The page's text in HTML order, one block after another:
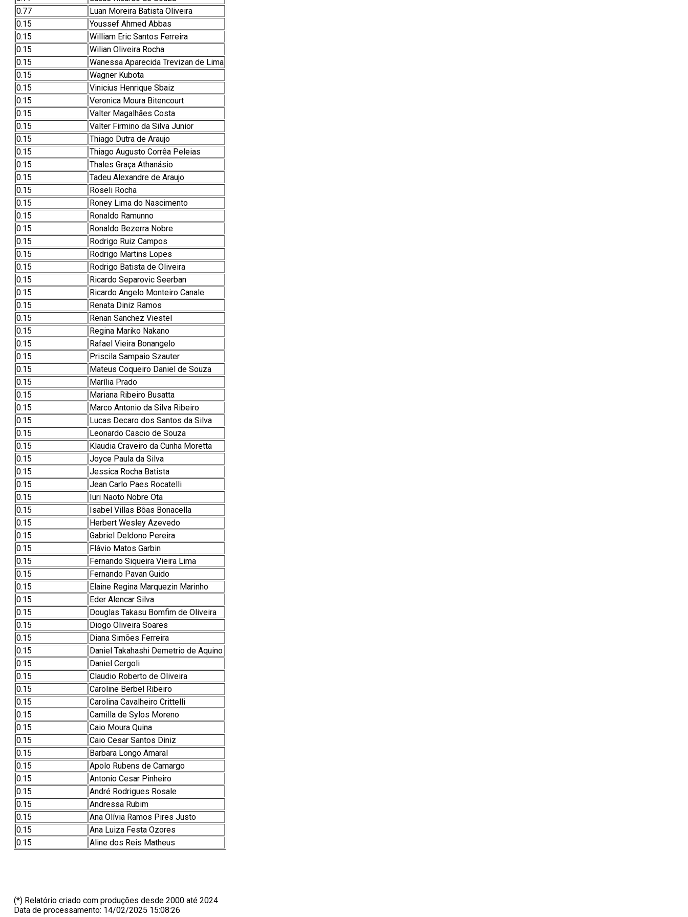
0.77
Luan Moreira Batista Oliveira
0.15
Youssef Ahmed Abbas
0.15
William Eric Santos Ferreira
0.15
Wilian Oliveira Rocha
0.15
Wanessa Aparecida Trevizan de Lima
0.15
Wagner Kubota
0.15
Vinicius Henrique Sbaiz
0.15
Veronica Moura Bitencourt
0.15
Valter Magalhães Costa
0.15
Valter Firmino da Silva Junior
0.15
Thiago Dutra de Araujo
0.15
Thiago Augusto Corrêa Peleias
0.15
Thales Graça Athanásio
0.15
Tadeu Alexandre de Araujo
0.15
Roseli Rocha
0.15
Roney Lima do Nascimento
0.15
Ronaldo Ramunno
0.15
Ronaldo Bezerra Nobre
0.15
Rodrigo Ruiz Campos
0.15
Rodrigo Martins Lopes
0.15
Rodrigo Batista de Oliveira
0.15
Ricardo Separovic Seerban
0.15
Ricardo Angelo Monteiro Canale
0.15
Renata Diniz Ramos
0.15
Renan Sanchez Viestel
0.15
Regina Mariko Nakano
0.15
Rafael Vieira Bonangelo
0.15
Priscila Sampaio Szauter
0.15
Mateus Coqueiro Daniel de Souza
0.15
Marília Prado
0.15
Mariana Ribeiro Busatta
0.15
Marco Antonio da Silva Ribeiro
0.15
Lucas Decaro dos Santos da Silva
0.15
Leonardo Cascio de Souza
0.15
Klaudia Craveiro da Cunha Moretta
0.15
Joyce Paula da Silva
0.15
Jessica Rocha Batista
0.15
Jean Carlo Paes Rocatelli
0.15
Iuri Naoto Nobre Ota
0.15
Isabel Villas Bôas Bonacella
0.15
Herbert Wesley Azevedo
0.15
Gabriel Deldono Pereira
0.15
Flávio Matos Garbin
0.15
Fernando Siqueira Vieira Lima
0.15
Fernando Pavan Guido
0.15
Elaine Regina Marquezin Marinho
0.15
Eder Alencar Silva
0.15
Douglas Takasu Bomfim de Oliveira
0.15
Diogo Oliveira Soares
0.15
Diana Simões Ferreira
0.15
Daniel Takahashi Demetrio de Aquino
0.15
Daniel Cergoli
0.15
Claudio Roberto de Oliveira
0.15
Caroline Berbel Ribeiro
0.15
Carolina Cavalheiro Crittelli
0.15
Camilla de Sylos Moreno
0.15
Caio Moura Quina
0.15
Caio Cesar Santos Diniz
0.15
Barbara Longo Amaral
0.15
Apolo Rubens de Camargo
0.15
Antonio Cesar Pinheiro
0.15
André Rodrigues Rosale
0.15
Andressa Rubim
0.15
Ana Olívia Ramos Pires Justo
0.15
Ana Luiza Festa Ozores
0.15
Aline dos Reis Matheus
(*) Relatório criado com produções desde 2000 até 2024
Data de processamento: 14/02/2025 15:08:26